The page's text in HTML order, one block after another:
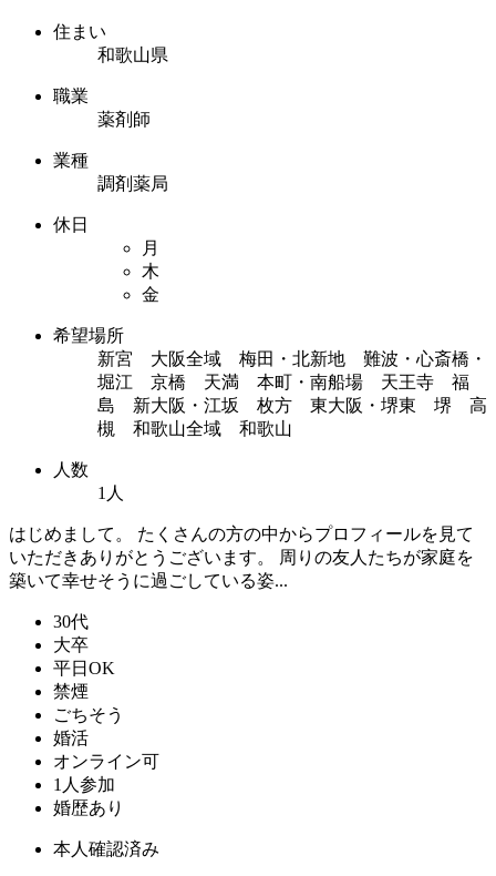
住まい
和歌山県
職業
薬剤師
業種
調剤薬局
休日
月
木
金
希望場所
新宮 大阪全域 梅田・北新地 難波・心斎橋・
堀江 京橋 天満 本町・南船場 天王寺 福
島 新大阪・江坂 枚方 東大阪・堺東 堺 高
槻 和歌山全域 和歌山
人数
1人
はじめまして。 たくさんの方の中からプロフィールを見て
いただきありがとうございます。 周りの友人たちが家庭を
築いて幸せそうに過ごしている姿...
30代
大卒
平日OK
禁煙
ごちそう
婚活
オンライン可
1人参加
婚歴あり
本人確認済み